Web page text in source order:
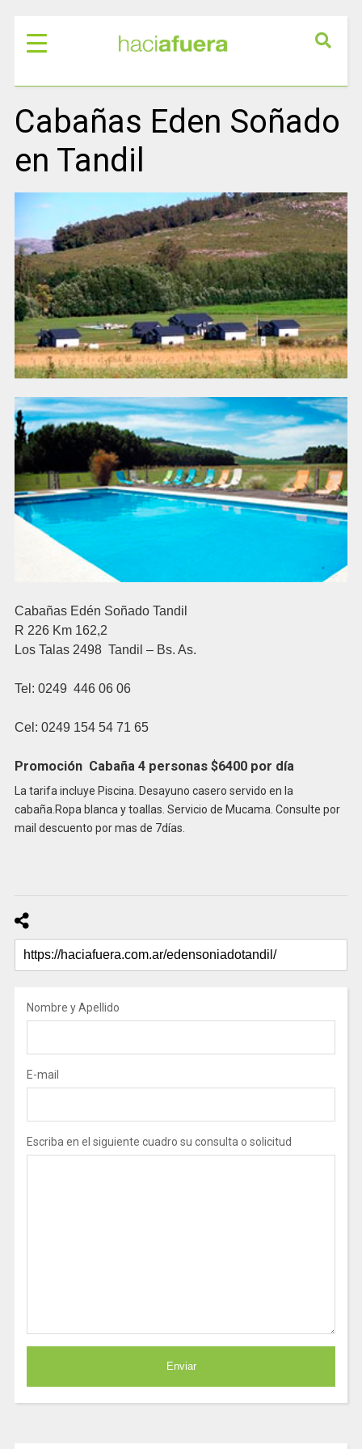
Cabañas Eden Soñado
en Tandil
Cabañas Edén Soñado Tandil
R 226 Km 162,2
Los Talas 2498 Tandil – Bs. As.
Tel: 0249 446 06 06
Cel: 0249 154 54 71 65
Promoción Cabaña 4 personas $6400 por día
La tarifa incluye Piscina. Desayuno casero servido en la
cabaña.Ropa blanca y toallas. Servicio de Mucama. Consulte por
mail descuento por mas de 7días.
Nombre y Apellido
E-mail
Escriba en el siguiente cuadro su consulta o solicitud